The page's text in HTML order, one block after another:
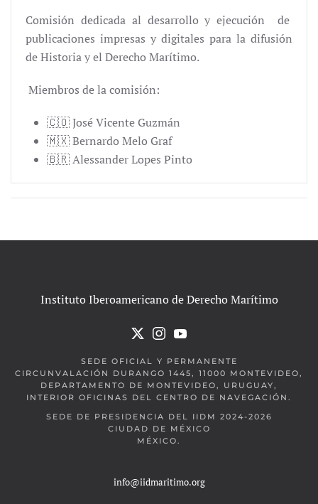
Comisión dedicada al desarrollo y ejecución
de
publicaciones impresas y digitales para la difusión
de Historia y el Derecho Marítimo.
Miembros de la comisión:
🇨🇴 José Vicente Guzmán
🇲🇽 Bernardo Melo Graf
🇧🇷 Alessander Lopes Pinto
Instituto Iberoamericano de Derecho Marítimo
SEDE OFICIAL Y PERMANENTE
CIRCUNVALACIÓN DURANGO 1445, 11000 MONTEVIDEO,
DEPARTAMENTO DE MONTEVIDEO, URUGUAY,
INTERIOR OFICINAS DEL CENTRO DE NAVEGACIÓN.
SEDE DE PRESIDENCIA DEL IIDM 2024-2026
CIUDAD DE MÉXICO
MÉXICO.
info@iidmaritimo.org